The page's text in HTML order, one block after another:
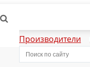
Производители